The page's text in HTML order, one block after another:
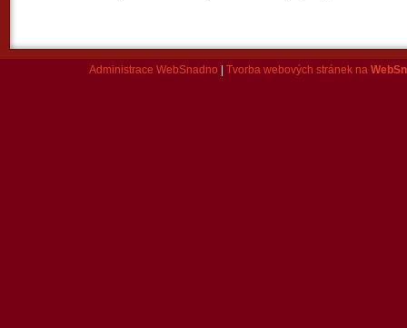
Administrace WebSnadno Tvorba webových stránek na